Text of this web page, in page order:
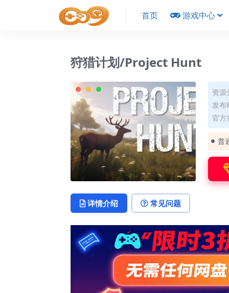
首页 游戏中心
狩猎计划/Project Hunt
资
发布
官方
普
详情介绍 常见问题